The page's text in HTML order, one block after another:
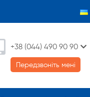
+38 (044) 490 90 90
Передзвоніть мені